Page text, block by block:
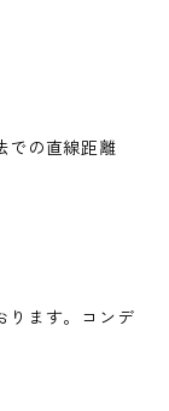
での直線距離
ります。コンデ